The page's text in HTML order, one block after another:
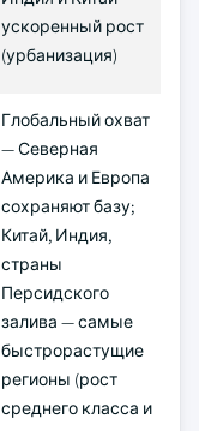
ускоренный рост
(урбанизация)
Глобальный охват
— Северная
Америка и Европа
сохраняют базу;
Китай, Индия,
страны
Персидского
залива — самые
быстрорастущие
регионы (рост
среднего класса и